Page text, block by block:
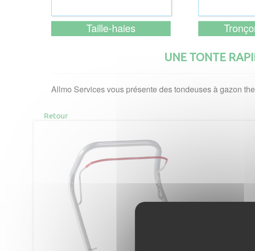
Taille-haies
UNE TONTE
Allmo Services vous présente des tondeuses à gazon
Retour